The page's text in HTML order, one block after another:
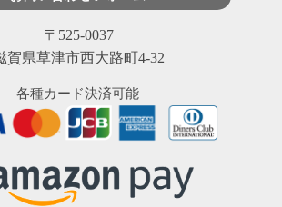
〒525-0037
賀県草津市西大路町4-32
各種カード決済可能